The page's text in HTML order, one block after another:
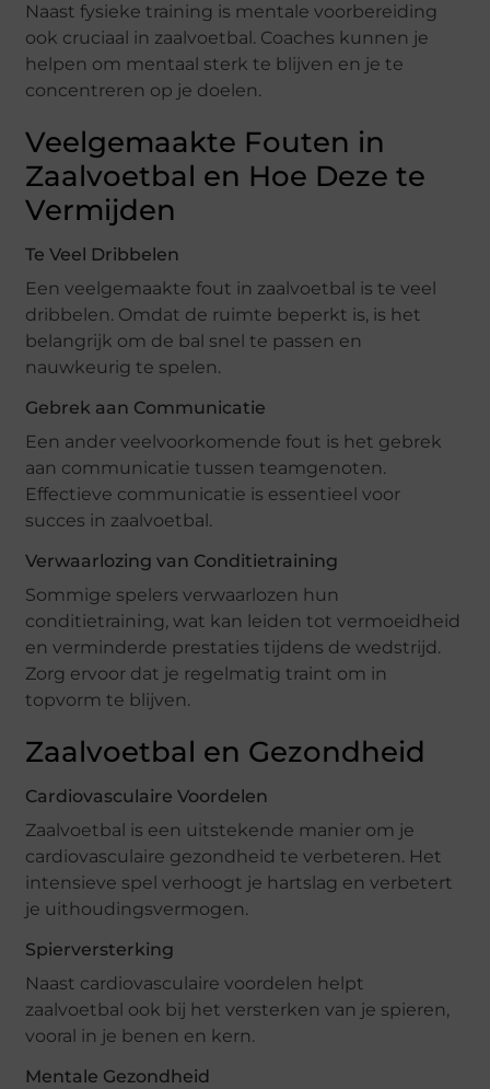
Naast fysieke training is mentale voorbereiding
ook cruciaal in zaalvoetbal. Coaches kunnen je
helpen om mentaal sterk te blijven en je te
concentreren op je doelen.
Veelgemaakte Fouten in
Zaalvoetbal en Hoe Deze te
Vermijden
Te Veel Dribbelen
Een veelgemaakte fout in zaalvoetbal is te veel
dribbelen. Omdat de ruimte beperkt is, is het
belangrijk om de bal snel te passen en
nauwkeurig te spelen.
Gebrek aan Communicatie
Een ander veelvoorkomende fout is het gebrek
aan communicatie tussen teamgenoten.
Effectieve communicatie is essentieel voor
succes in zaalvoetbal.
Verwaarlozing van Conditietraining
Sommige spelers verwaarlozen hun
conditietraining, wat kan leiden tot vermoeidheid
en verminderde prestaties tijdens de wedstrijd.
Zorg ervoor dat je regelmatig traint om in
topvorm te blijven.
Zaalvoetbal en Gezondheid
Cardiovasculaire Voordelen
Zaalvoetbal is een uitstekende manier om je
cardiovasculaire gezondheid te verbeteren. Het
intensieve spel verhoogt je hartslag en verbetert
je uithoudingsvermogen.
Spierversterking
Naast cardiovasculaire voordelen helpt
zaalvoetbal ook bij het versterken van je spieren,
vooral in je benen en kern.
Mentale Gezondheid